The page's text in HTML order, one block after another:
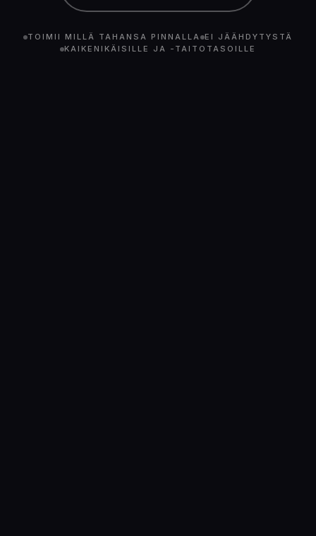
TOIMII MILLÄ TAHANSA PINNALLA
EI JÄÄHDYTYSTÄ
KAIKENIKÄISILLE JA -TAITOTASOILLE